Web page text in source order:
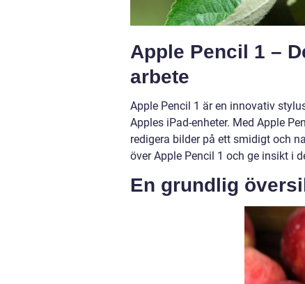
Apple Pencil 1 –
arbete
Apple Pencil 1 är en innovativ
Apples iPad-enheter. Med Apple
redigera bilder på ett smidigt och
över Apple Pencil 1 och ge insikt i
En grundlig